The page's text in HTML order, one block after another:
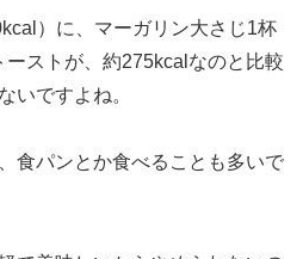
）に、マーガリン大さじ1杯
ーストが、約275kcalなのと比較
いですよね。
食パンとか食べることも多いで